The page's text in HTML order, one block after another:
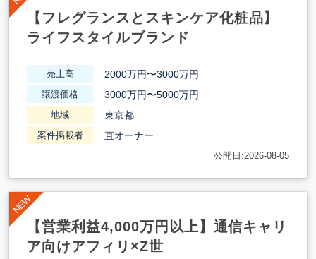
【フレグランスとスキンケア化粧品】
ライフスタイルブランド
売上高 2000万円〜3000万円
譲渡価格 3000万円〜5000万円
地域 東京都
案件掲載者 直オーナー
公開日:2026-08-05
【営業利益4,000万円以上】通信キャリ
ア向けアフィリ×Z世